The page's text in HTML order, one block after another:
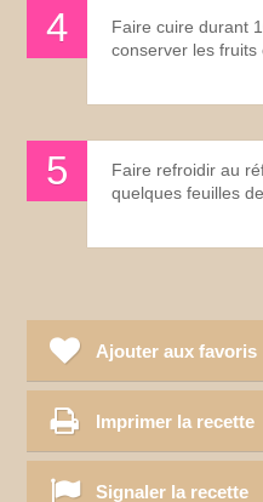
Faire cuire durant
conserver les fruits
Faire refroidir au
quelques feuilles
Ajouter aux favoris
Imprimer la recette
Signaler la recette